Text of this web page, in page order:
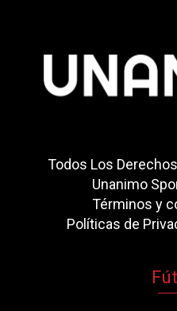
Todos Los
Unanimo
Términos y
Políticas de